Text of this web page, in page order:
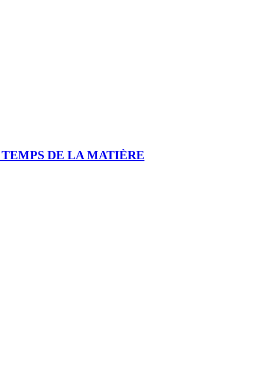
DE LA MATIÈRE